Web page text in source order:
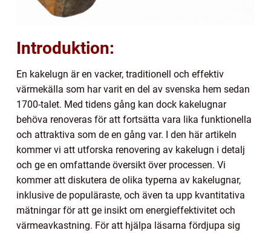
Introduktion:
En kakelugn är en vacker, traditionell och effektiv
värmekälla som har varit en del av svenska hem sedan
1700-talet. Med tidens gång kan dock kakelugnar
behöva renoveras för att fortsätta vara lika funktionella
och attraktiva som de en gång var. I den här artikeln
kommer vi att utforska renovering av kakelugn i detalj
och ge en omfattande översikt över processen. Vi
kommer att diskutera de olika typerna av kakelugnar,
inklusive de populäraste, och även ta upp kvantitativa
mätningar för att ge insikt om energieffektivitet och
värmeavkastning. För att hjälpa läsarna fördjupa sig